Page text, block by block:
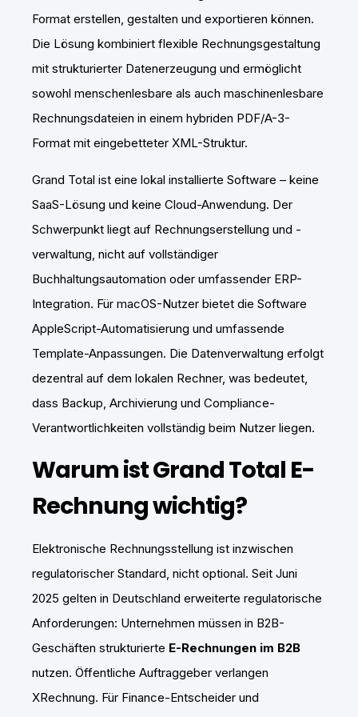
Format erstellen, gestalten und exportieren können.
Die Lösung kombiniert flexible Rechnungsgestaltung
mit strukturierter Datenerzeugung und ermöglicht
sowohl menschenlesbare als auch maschinenlesbare
Rechnungsdateien in einem hybriden PDF/A-3-
Format mit eingebetteter XML-Struktur.
Grand Total ist eine lokal installierte Software – keine
SaaS-Lösung und keine Cloud-Anwendung. Der
Schwerpunkt liegt auf Rechnungserstellung und -
verwaltung, nicht auf vollständiger
Buchhaltungsautomation oder umfassender ERP-
Integration. Für macOS-Nutzer bietet die Software
AppleScript-Automatisierung und umfassende
Template-Anpassungen. Die Datenverwaltung erfolgt
dezentral auf dem lokalen Rechner, was bedeutet,
dass Backup, Archivierung und Compliance-
Verantwortlichkeiten vollständig beim Nutzer liegen.
Warum ist Grand Total E-
Rechnung wichtig?
Elektronische Rechnungsstellung ist inzwischen
regulatorischer Standard, nicht optional. Seit Juni
2025 gelten in Deutschland erweiterte regulatorische
Anforderungen: Unternehmen müssen in B2B-
Geschäften strukturierte E-Rechnungen im B2B
nutzen. Öffentliche Auftraggeber verlangen
XRechnung. Für Finance-Entscheider und